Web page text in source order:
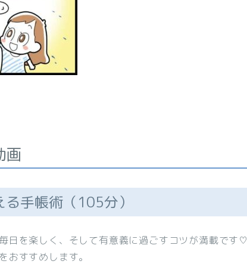
画
手帳術（105分）
日を楽しく、そして有意義に過ごすコツが満載です♡
おすすめします。